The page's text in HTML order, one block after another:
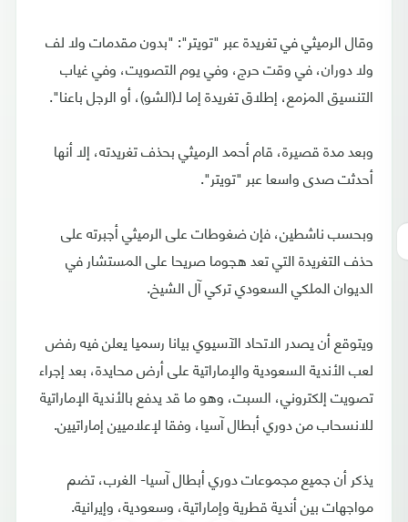
وقال الرميثي في تغريدة عبر "تويتر": "بدون مقدمات ولا لف
ولا دوران، في وقت حرج، وفي يوم التصويت، وفي غياب
التنسيق المزمع، إطلاق تغريدة إما لـ(الشو)، أو الرجل باعنا".
وبعد مدة قصيرة، قام أحمد الرميثي بحذف تغريدته، إلا أنها
أحدثت صدى واسعا عبر "تويتر".
وبحسب ناشطين، فإن ضغوطات على الرميثي أجبرته على
حذف التغريدة التي تعد هجوما صريحا على المستشار في
الديوان الملكي السعودي تركي آل الشيخ.
ويتوقع أن يصدر الاتحاد الآسيوي بيانا رسميا يعلن فيه رفض
لعب الأندية السعودية والإماراتية على أرض محايدة، بعد إجراء
تصويت إلكتروني، السبت، وهو ما قد يدفع بالأندية الإماراتية
للانسحاب من دوري أبطال آسيا، وفقا لإعلاميين إماراتيين.
يذكر أن جميع مجموعات دوري أبطال آسيا- الغرب، تضم
مواجهات بين أندية قطرية وإماراتية، وسعودية، وإيرانية.